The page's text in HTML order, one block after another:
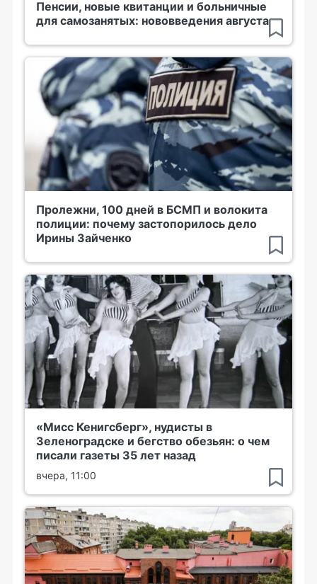
Пенсии, новые квитанции и больничные
для самозанятых: нововведения августа
Пролежни, 100 дней в БСМП и волокита
полиции: почему застопорилось дело
Ирины Зайченко
«Мисс Кенигсберг», нудисты в
Зеленоградске и бегство обезьян: о чем
писали газеты 35 лет назад
вчера, 11:00